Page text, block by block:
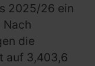
2025/26 ein
die
auf 3,403,6